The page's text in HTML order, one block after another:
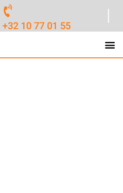
+32 10 77 01 55
|